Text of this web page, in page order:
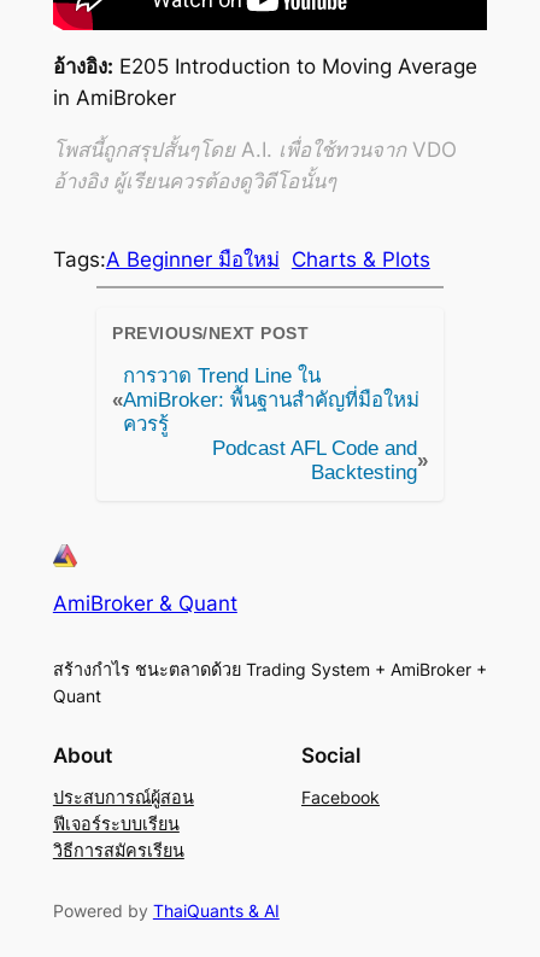
อ้างอิง: E205 Introduction to Moving Average
in AmiBroker
โพสนี้ถูกสรุปสั้นๆโดย A.I. เพื่อใช้ทวนจาก VDO
อ้างอิง ผู้เรียนควรต้องดูวิดีโอนั้นๆ
Tags:A Beginner มือใหม่ Charts & Plots
PREVIOUS/NEXT POST
«
การวาด Trend Line ใน
AmiBroker: พื้นฐานสำคัญที่มือใหม่
ควรรู้
Podcast AFL Code and
Backtesting
»
AmiBroker & Quant
สร้างกำไร ชนะตลาดด้วย Trading System + AmiBroker +
Quant
About
ประสบการณ์ผู้สอน
ฟีเจอร์ระบบเรียน
วิธีการสมัครเรียน
Social
Facebook
Powered by ThaiQuants & AI